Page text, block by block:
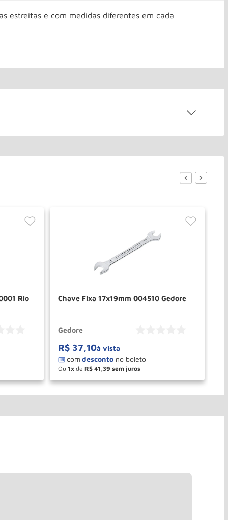
estreitas e com medidas diferentes em cada
Rio
Chave Fixa 17x19mm 004510 Gedore
Gedore
R$ 37,10à vista
Ou 1 de R$ 41 39
＋
－ COMPRAR